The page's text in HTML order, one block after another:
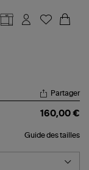
Partager
160,00 €
Guide des tailles